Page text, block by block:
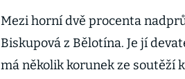
Mezi horní dvě procenta
Biskupová z Bělotína. Je jí
má několik korunek ze soutěží